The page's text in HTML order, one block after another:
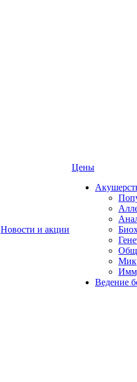
Новости и акции
Цены
Ведение